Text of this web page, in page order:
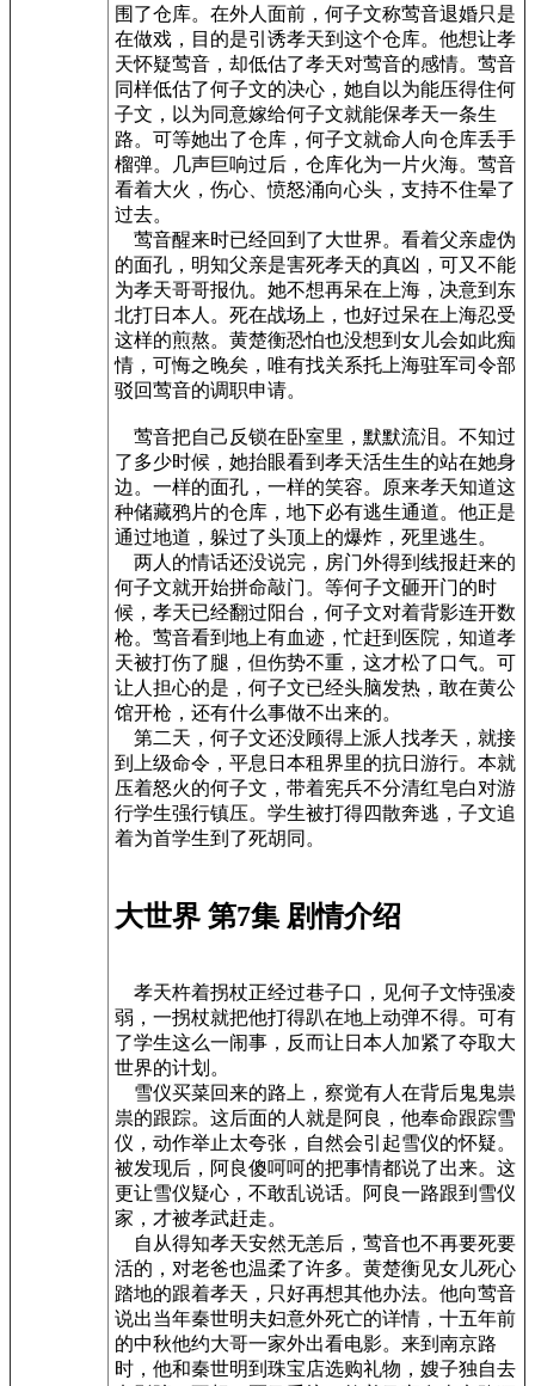
围了仓库。在外人面前，何子文称莺音退婚只是
在做戏，目的是引诱孝天到这个仓库。他想让孝
天怀疑莺音，却低估了孝天对莺音的感情。莺音
同样低估了何子文的决心，她自以为能压得住何
子文，以为同意嫁给何子文就能保孝天一条生
路。可等她出了仓库，何子文就命人向仓库丢手
榴弹。几声巨响过后，仓库化为一片火海。莺音
看着大火，伤心、愤怒涌向心头，支持不住晕了
过去。
莺音醒来时已经回到了大世界。看着父亲虚伪
的面孔，明知父亲是害死孝天的真凶，可又不能
为孝天哥哥报仇。她不想再呆在上海，决意到东
北打日本人。死在战场上，也好过呆在上海忍受
这样的煎熬。黄楚衡恐怕也没想到女儿会如此痴
情，可悔之晚矣，唯有找关系托上海驻军司令部
驳回莺音的调职申请。
莺音把自己反锁在卧室里，默默流泪。不知过
了多少时候，她抬眼看到孝天活生生的站在她身
边。一样的面孔，一样的笑容。原来孝天知道这
种储藏鸦片的仓库，地下必有逃生通道。他正是
通过地道，躲过了头顶上的爆炸，死里逃生。
两人的情话还没说完，房门外得到线报赶来的
何子文就开始拼命敲门。等何子文砸开门的时
候，孝天已经翻过阳台，何子文对着背影连开数
枪。莺音看到地上有血迹，忙赶到医院，知道孝
天被打伤了腿，但伤势不重，这才松了口气。可
让人担心的是，何子文已经头脑发热，敢在黄公
馆开枪，还有什么事做不出来的。
第二天，何子文还没顾得上派人找孝天，就接
到上级命令，平息日本租界里的抗日游行。本就
压着怒火的何子文，带着宪兵不分清红皂白对游
行学生强行镇压。学生被打得四散奔逃，子文追
着为首学生到了死胡同。
大世界 第7集 剧情介绍
孝天杵着拐杖正经过巷子口，见何子文恃强凌
弱，一拐杖就把他打得趴在地上动弹不得。可有
了学生这么一闹事，反而让日本人加紧了夺取大
世界的计划。
雪仪买菜回来的路上，察觉有人在背后鬼鬼祟
祟的跟踪。这后面的人就是阿良，他奉命跟踪雪
仪，动作举止太夸张，自然会引起雪仪的怀疑。
被发现后，阿良傻呵呵的把事情都说了出来。这
更让雪仪疑心，不敢乱说话。阿良一路跟到雪仪
家，才被孝武赶走。
自从得知孝天安然无恙后，莺音也不再要死要
活的，对老爸也温柔了许多。黄楚衡见女儿死心
踏地的跟着孝天，只好再想其他办法。他向莺音
说出当年秦世明夫妇意外死亡的详情，十五年前
的中秋他约大哥一家外出看电影。来到南京路
时，他和秦世明到珠宝店选购礼物，嫂子独自去